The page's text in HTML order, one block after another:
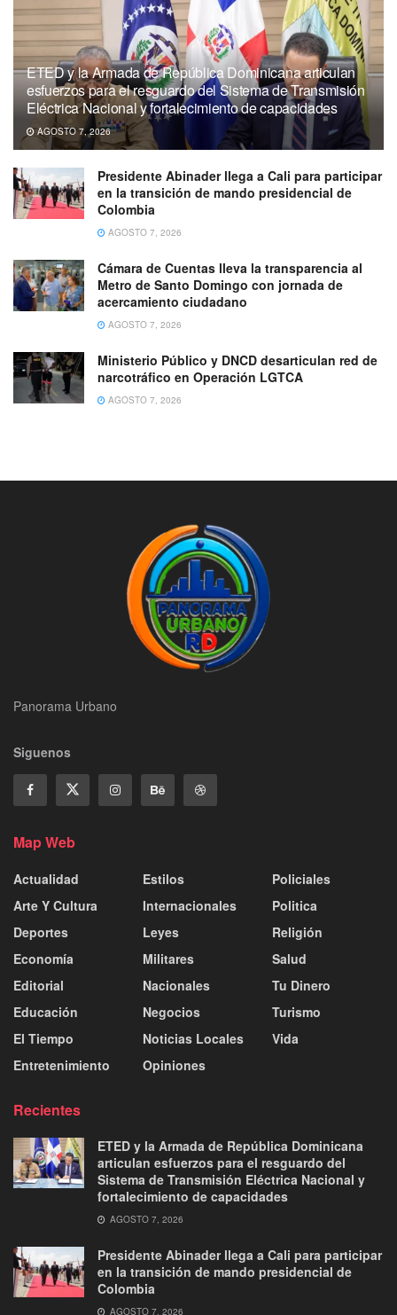
ETED y la Armada de República Dominicana articulan
esfuerzos para el resguardo del Sistema de Transmisión
Eléctrica Nacional y fortalecimiento de capacidades
AGOSTO 7, 2026
Presidente Abinader llega a Cali para participar
en la transición de mando presidencial de
Colombia
AGOSTO 7, 2026
Cámara de Cuentas lleva la transparencia al
Metro de Santo Domingo con jornada de
acercamiento ciudadano
AGOSTO 7, 2026
Ministerio Público y DNCD desarticulan red de
narcotráfico en Operación LGTCA
AGOSTO 7, 2026
Panorama Urbano
Siguenos
Map Web
Actualidad
Arte Y Cultura
Deportes
Economía
Editorial
Educación
El Tiempo
Entretenimiento
Estilos
Internacionales
Leyes
Militares
Nacionales
Negocios
Noticias Locales
Opiniones
Policiales
Politica
Religión
Salud
Tu Dinero
Turismo
Vida
Recientes
ETED y la Armada de República Dominicana
articulan esfuerzos para el resguardo del
Sistema de Transmisión Eléctrica Nacional y
fortalecimiento de capacidades
AGOSTO 7, 2026
Presidente Abinader llega a Cali para participar
en la transición de mando presidencial de
Colombia
AGOSTO 7, 2026